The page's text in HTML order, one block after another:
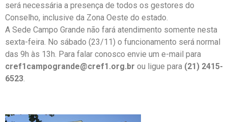
será necessária a presença de todos os gestores do
Conselho, inclusive da Zona Oeste do estado.
A Sede Campo Grande não fará atendimento somente nesta
sexta-feira. No sábado (23/11) o funcionamento será normal
das 9h às 13h. Para falar conosco envie um e-mail para
cref1campogrande@cref1.org.br ou ligue para (21) 2415-
6523.